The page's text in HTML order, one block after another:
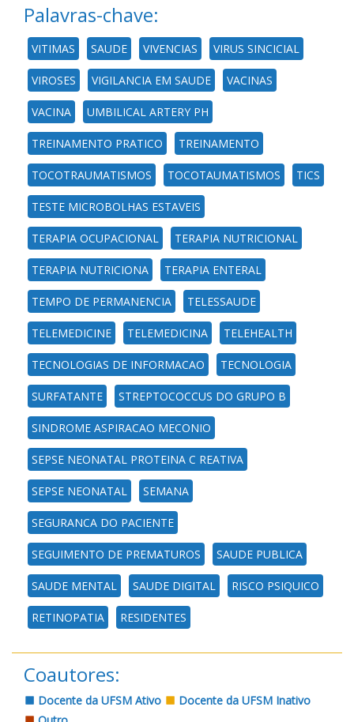
Palavras-chave:
VITIMAS SAUDE VIVENCIAS VIRUS SINCICIAL
VIROSES VIGILANCIA EM SAUDE VACINAS
VACINA UMBILICAL ARTERY PH
TREINAMENTO PRATICO TREINAMENTO
TOCOTRAUMATISMOS TOCOTAUMATISMOS TICS
TESTE MICROBOLHAS ESTAVEIS
TERAPIA OCUPACIONAL TERAPIA NUTRICIONAL
TERAPIA NUTRICIONA TERAPIA ENTERAL
TEMPO DE PERMANENCIA TELESSAUDE
TELEMEDICINE TELEMEDICINA TELEHEALTH
TECNOLOGIAS DE INFORMACAO TECNOLOGIA
SURFATANTE STREPTOCOCCUS DO GRUPO B
SINDROME ASPIRACAO MECONIO
SEPSE NEONATAL PROTEINA C REATIVA
SEPSE NEONATAL SEMANA
SEGURANCA DO PACIENTE
SEGUIMENTO DE PREMATUROS SAUDE PUBLICA
SAUDE MENTAL SAUDE DIGITAL RISCO PSIQUICO
RETINOPATIA RESIDENTES
Coautores:
Docente da UFSM Ativo
Docente da UFSM Inativo